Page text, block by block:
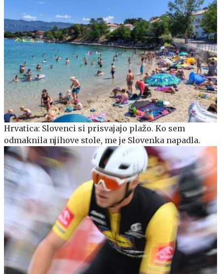
Hrvatica: Slovenci si prisvajajo plažo. Ko sem
odmaknila njihove stole, me je Slovenka napadla.